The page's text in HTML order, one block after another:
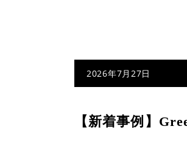
2026年7月27日
【新着事例】